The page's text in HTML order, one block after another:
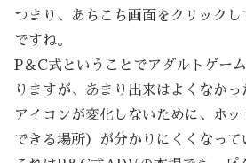
つまり、あちこち画面をクリック
ですね。
P＆C式ということでアダルトゲー
りますが、あまり出来はよくなかっ
アイコンが変化しないために、ホ
できる場所）が分かりにくくなって